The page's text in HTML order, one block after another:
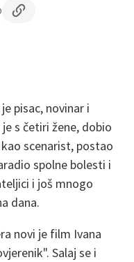
pisac, novinar i
s četiri žene, dobio
scenarist, postao
spolne bolesti i
i još mnogo
dana.
novi je film Ivana
Salaj se i